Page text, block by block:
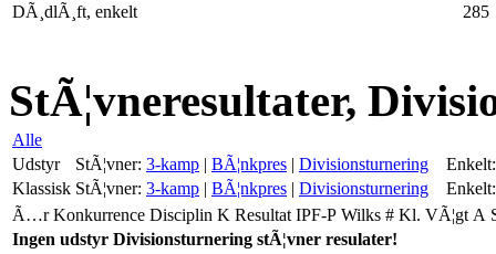
DÃ¸dlÃ¸ft, enkelt
285
StÃ¦vneresultater,
Alle
Udstyr
StÃ¦vner: 3-kamp | BÃ¦nkpres | Divisionsturnering
Enkelt:
Klassisk StÃ¦vner: 3-kamp | BÃ¦nkpres | Divisionsturnering
Enkelt:
Ã…r Konkurrence Disciplin K Resultat IPF-P Wilks # Kl. VÃ¦gt A
Ingen udstyr Divisionsturnering stÃ¦vner resulater!